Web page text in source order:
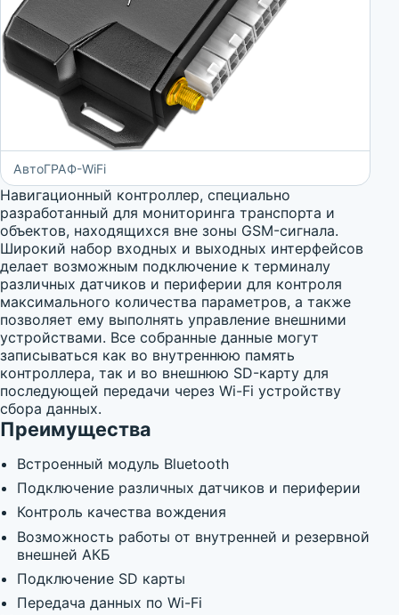
АвтоГРАФ-WiFi
Навигационный контроллер, специально
разработанный для мониторинга транспорта и
объектов, находящихся вне зоны GSM-сигнала.
Широкий набор входных и выходных интерфейсов
делает возможным подключение к терминалу
различных датчиков и периферии для контроля
максимального количества параметров, а также
позволяет ему выполнять управление внешними
устройствами. Все собранные данные могут
записываться как во внутреннюю память
контроллера, так и во внешнюю SD-карту для
последующей передачи через Wi-Fi устройству
сбора данных.
Преимущества
Встроенный модуль Bluetooth
Подключение различных датчиков и периферии
Контроль качества вождения
Возможность работы от внутренней и резервной
внешней АКБ
Подключение SD карты
Передача данных по Wi-Fi